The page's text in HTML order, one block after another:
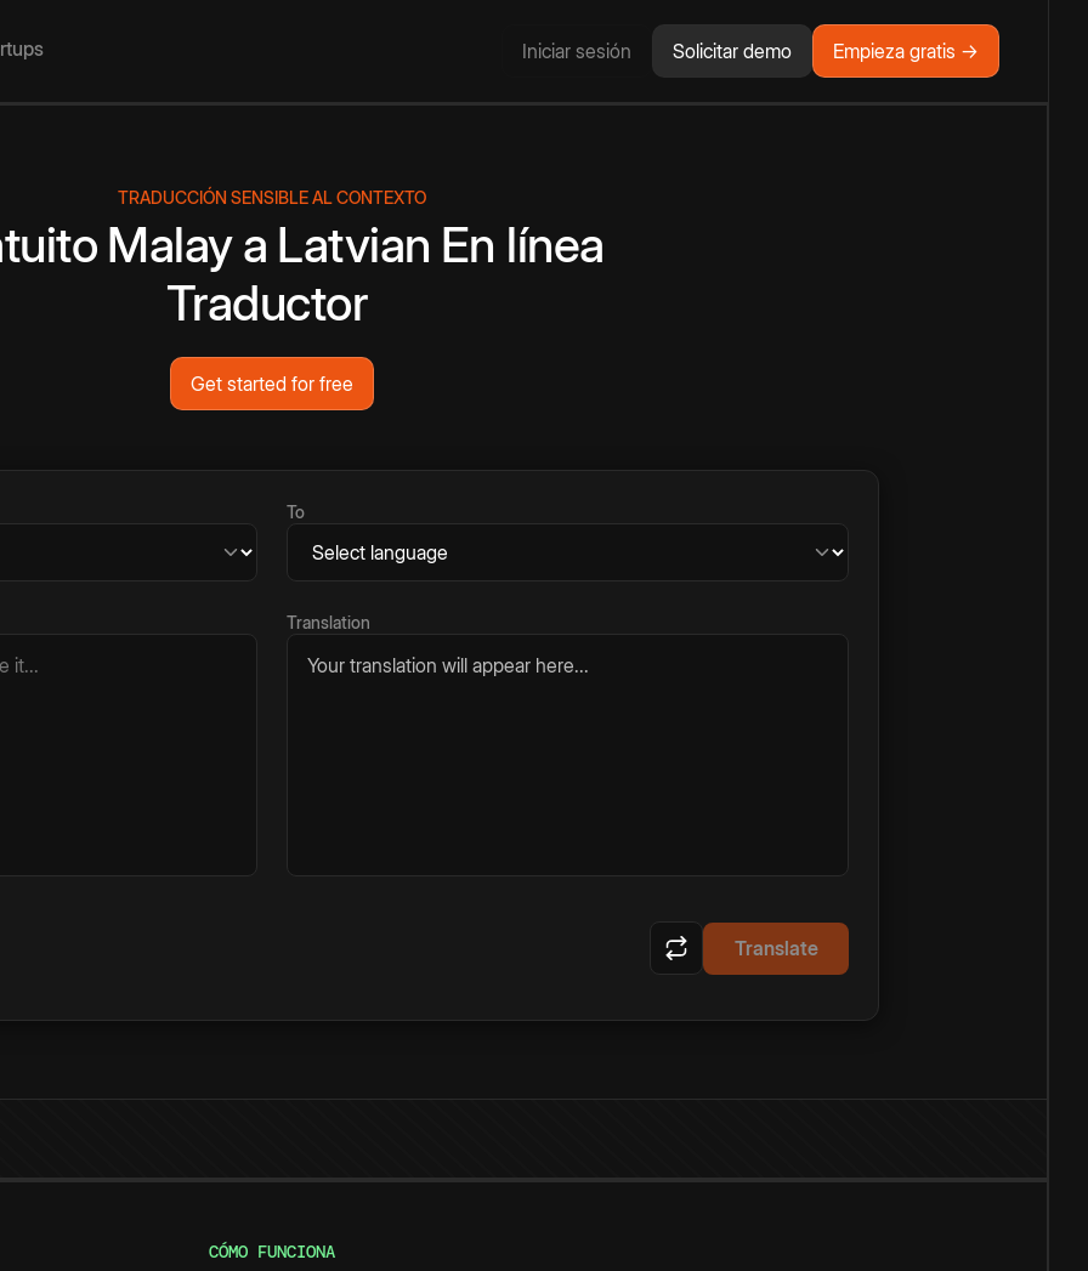
Iniciar sesión Solicitar demo Empieza gratis →
TRADUCCIÓN SENSIBLE AL CONTEXTO
Malaya Latvian En línea
Traductor
Get started for free
To
Translation
Your translation will appear here...
Translate
CÓMO FUNCIONA